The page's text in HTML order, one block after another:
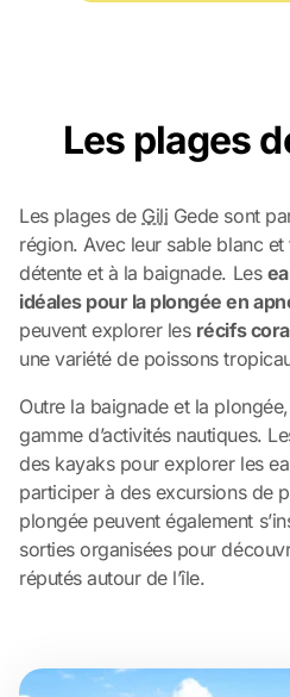
Les plages
Les plages de Gili Gede sont
région. Avec leur sable blanc
détente et à la baignade. Les
idéales pour la plongée en
peuvent explorer les récifs
une variété de poissons
Outre la baignade et la
gamme d’activités nautiques.
des kayaks pour explorer les
participer à des excursions de
plongée peuvent également
sorties organisées pour
réputés autour de l’île.